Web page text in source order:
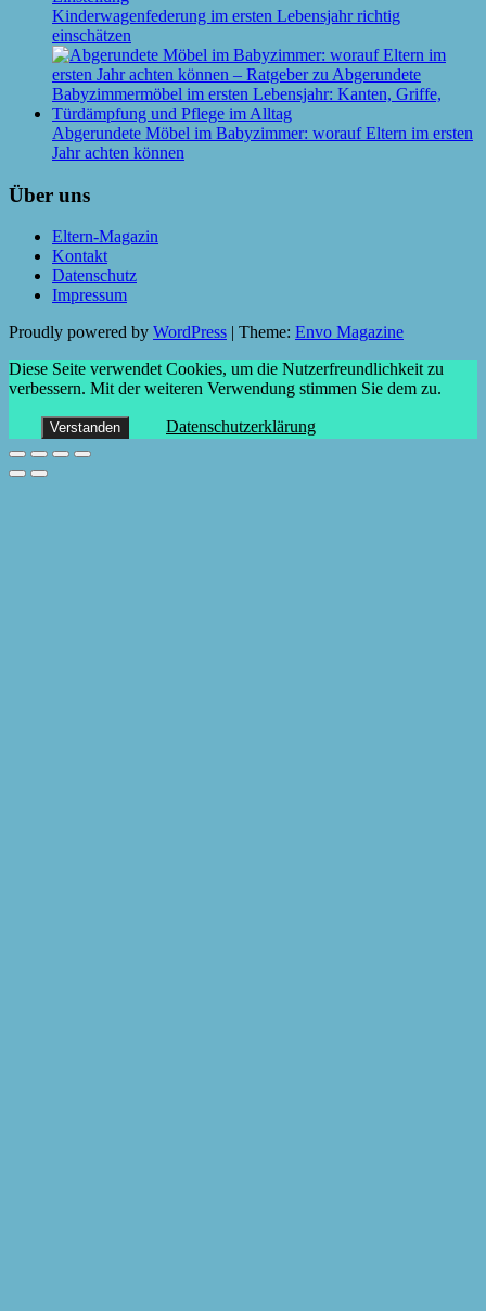
Kinderwagenfederung im ersten Lebensjahr richtig
einschätzen
Abgerundete Möbel im Babyzimmer: worauf Eltern im ersten
Jahr achten können
Über uns
Eltern-Magazin
Kontakt
Datenschutz
Impressum
Proudly powered by WordPress Theme: Envo Magazine
Diese Seite verwendet Cookies, um die Nutzerfreundlichkeit zu
verbessern. Mit der weiteren Verwendung stimmen Sie dem zu.
Verstanden Datenschutzerklärung